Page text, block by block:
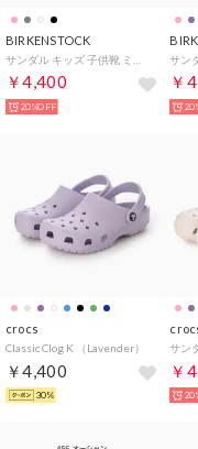
BIRKENSTOCK
￥4,400
20%OFF
￥
crocs
Classic Clog K （Lavender）
￥4,400
30%
￥